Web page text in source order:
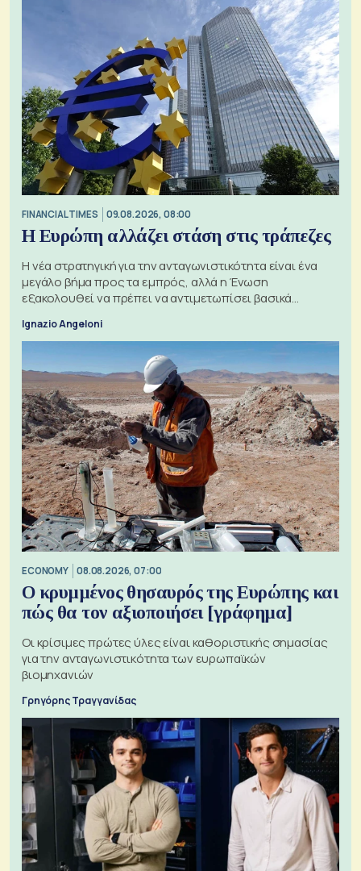
FINANCIAL TIMES 09.08.2026, 08:00
Η Ευρώπη αλλάζει στάση στις τράπεζες
Η νέα στρατηγική για την ανταγωνιστικότητα είναι ένα
μεγάλο βήμα προς τα εμπρός, αλλά η Ένωση
εξακολουθεί να πρέπει να αντιμετωπίσει βασικά
Ignazio Angeloni
ECONOMY 08.08.2026, 07:00
Ο κρυμμένος θησαυρός της Ευρώπης και
πώς θα τον αξιοποιήσει [γράφημα]
Οι κρίσιμες πρώτες ύλες είναι καθοριστικής σημασίας
για την ανταγωνιστικότητα των ευρωπαϊκών
βιομηχανιών
Γρηγόρης Τραγγανίδας